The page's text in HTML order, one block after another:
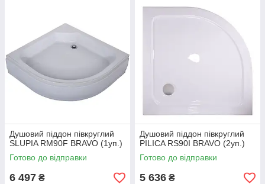
Душовий піддон півкруглий
SLUPIA RM90F BRAVO (1уп.)
Готово до відправки
6 497 ₴
Душовий піддон півкруглий
PILICA RS90I BRAVO (2уп.)
Готово до відправки
5 636 ₴